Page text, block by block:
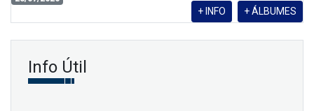
+ ÁLBUMES
+ INFO
Info Útil